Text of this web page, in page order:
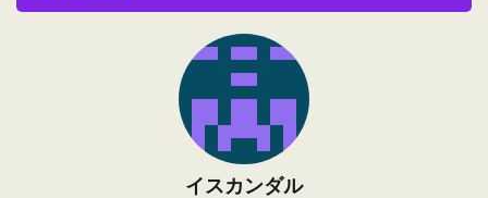
イスカンダル